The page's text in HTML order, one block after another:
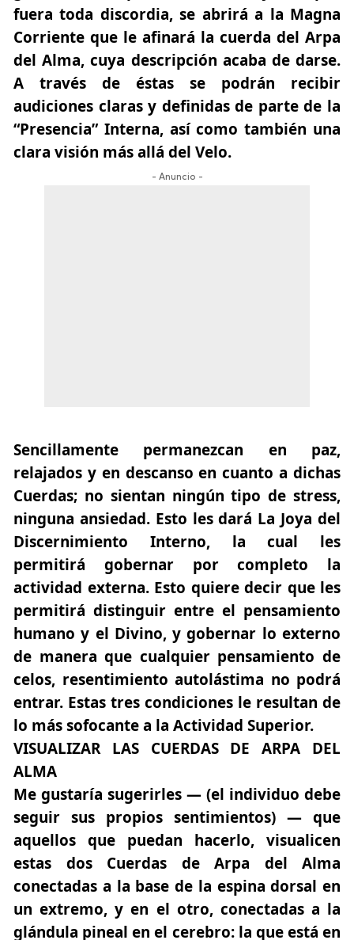
fuera toda discordia, se abrirá a la Magna
Corriente que le afinará la cuerda del Arpa
del Alma, cuya descripción acaba de darse.
A través de éstas se podrán recibir
audiciones claras y definidas de parte de la
“Presencia” Interna, así como también una
clara visión más allá del Velo.
- Anuncio -
Sencillamente permanezcan en paz,
relajados y en descanso en cuanto a dichas
Cuerdas; no sientan ningún tipo de stress,
ninguna ansiedad. Esto les dará La Joya del
Discernimiento Interno, la cual les
permitirá gobernar por completo la
actividad externa. Esto quiere decir que les
permitirá distinguir entre el pensamiento
humano y el Divino, y gobernar lo externo
de manera que cualquier pensamiento de
celos, resentimiento autolástima no podrá
entrar. Estas tres condiciones le resultan de
lo más sofocante a la Actividad Superior.
VISUALIZAR LAS CUERDAS DE ARPA DEL
ALMA
Me gustaría sugerirles — (el individuo debe
seguir sus propios sentimientos) — que
aquellos que puedan hacerlo, visualicen
estas dos Cuerdas de Arpa del Alma
conectadas a la base de la espina dorsal en
un extremo, y en el otro, conectadas a la
glándula pineal en el cerebro: la que está en